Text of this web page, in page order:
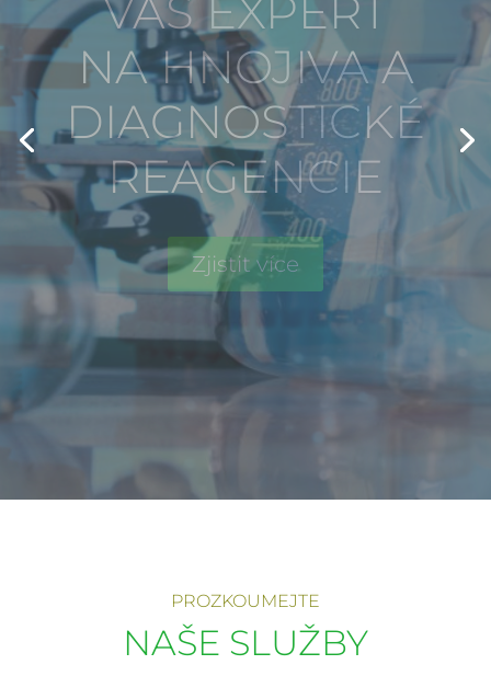
DODRŽOVÁNÍ
PŘÍSNÝCH A
NÁROČNÝCH
STANDARDŮ
OCHRANY
ŽIVOTNÍHO
PROSTŘEDÍ
PROZKOUMEJTE
NAŠE SLUŽBY